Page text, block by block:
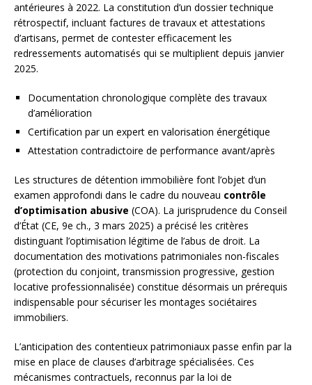
antérieures à 2022. La constitution d’un dossier technique
rétrospectif, incluant factures de travaux et attestations
d’artisans, permet de contester efficacement les
redressements automatisés qui se multiplient depuis janvier
2025.
Documentation chronologique complète des travaux
d’amélioration
Certification par un expert en valorisation énergétique
Attestation contradictoire de performance avant/après
Les structures de détention immobilière font l’objet d’un
examen approfondi dans le cadre du nouveau contrôle
d’optimisation abusive (COA). La jurisprudence du Conseil
d’État (CE, 9e ch., 3 mars 2025) a précisé les critères
distinguant l’optimisation légitime de l’abus de droit. La
documentation des motivations patrimoniales non-fiscales
(protection du conjoint, transmission progressive, gestion
locative professionnalisée) constitue désormais un prérequis
indispensable pour sécuriser les montages sociétaires
immobiliers.
L’anticipation des contentieux patrimoniaux passe enfin par la
mise en place de clauses d’arbitrage spécialisées. Ces
mécanismes contractuels, reconnus par la loi de